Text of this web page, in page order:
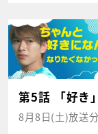
第5話 「好き
8月8日(土)放送分